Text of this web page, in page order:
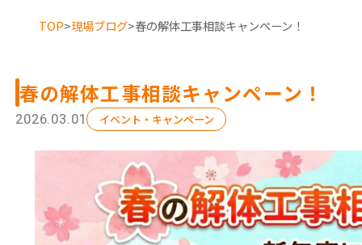
選ばれる理由
解体工事の流れ
TOP>現場ブログ>春の解体工事相談キャンペーン！
春の解体工事相談キャンペーン！
2026.03.01 イベント・キャンペーン